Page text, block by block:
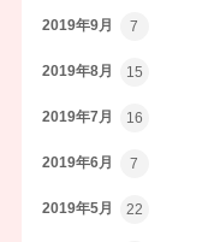
2019年9月 7
2019年8月 15
2019年7月 16
2019年6月 7
2019年5月 22